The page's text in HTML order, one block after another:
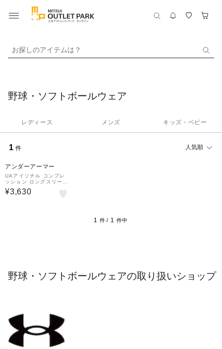
お探しのアイテムは？
野球・ソフトボールウェア
レディース メンズ キッズ・ベビー
1 件 人気順
アンダーアーマー
UAアイソチル コンプレ
ッション ロングスリーブ
クルー
¥3,630
1 件 / 1 件中
野球・ソフトボールウェアの取り扱いショップ